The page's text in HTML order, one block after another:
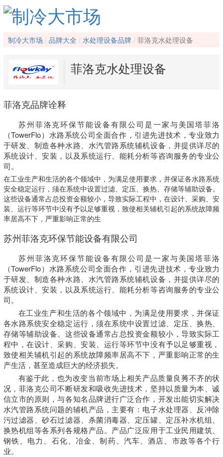
制冷大市场 品牌大全 水处理设备品牌 菲洛克水处理设备
菲洛克水处理设备
菲洛克品牌诠释
苏州菲洛克环保节能设备有限公司是一家与美国塔菲洛
（TowerFlo）水路系统公司全面合作，引进先进技术，专业致力
于研发、制造各种水路、水汽管路系统辅机设备，并提供详尽的
系统设计、安装，以及系统运行、能耗分析等咨询服务的专业公
司。
在工业生产和生活的各个领域中，为满足使用要求，并保证各水路系统
安全稳定运行，须在系统中设置过滤、定压、换热、存储等辅助设备。
这些设备通常占总投资金额较小，导致实际工程中，在设计、采购、安
装、运行等环节中没有予以足够重视，致使相关辅机引起的系统故障频
率居高不下，严重影响正常的生
苏州菲洛克环保节能设备有限公司
苏州菲洛克环保节能设备有限公司是一家与美国塔菲洛
（TowerFlo）水路系统公司全面合作，引进先进技术，专业致力
于研发、制造各种水路、水汽管路系统辅机设备，并提供详尽的
系统设计、安装，以及系统运行、能耗分析等咨询服务的专业公
司。
在工业生产和生活的各个领域中，为满足使用要求，并保证
各水路系统安全稳定运行，须在系统中设置过滤、定压、换热、
存储等辅助设备。这些设备通常占总投资金额较小，导致实际工
程中，在设计、采购、安装、运行等环节中没有予以足够重视，
致使相关辅机引起的系统故障频率居高不下，严重影响正常的生
产生活，甚至造成巨大的经济损失。
有鉴于此，也为改变当前市场上相关产品质量良莠不齐的状
况，菲洛克公司不断研发和吸收先进技术，坚持以质量为本、诚
信立市的原则，与各知名品牌进行广泛合作，开发出能切实解决
水汽管路系统问题的辅机产品，主要有：电子水处理器、反冲除
污过滤器、砂石过滤器、杀菌消毒器、定压罐、定压补水机组、
换热机组等各系列各规格产品。产品广泛应用于工业民用建筑、
钢铁、电力、石化、冶金、制药、汽车、酒店、市政等各个行
业。